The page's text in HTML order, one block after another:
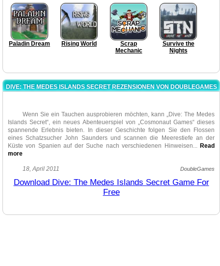
Paladin Dream Rising World
Scrap
Mechanic
Survive the
Nights
DIVE: THE MEDES ISLANDS SECRET REZENSIONEN VON DOUBLEGAMES
Wenn Sie ein Tauchen ausprobieren möchten, kann „Dive: The Medes
Islands Secret“, ein neues Abenteuerspiel von „Cosmonaut Games“ dieses
spannende Erlebnis bieten. In dieser Geschichte folgen Sie den Flossen
eines Schatzsucher John Saunders und scannen die Meerestiefe an der
Küste von Spanien auf der Suche nach verschiedenen Hinweisen.
..Read
more
Vor allem ist „Dive: The Medes Islands Secret” eine feine Abwechslung
logischen Puzzle-Spielen. Die Darstellung ist wunderschön, und sobald Sie
im Spiel voranschreiten, gibt es viel Interessantes zu sehen und zu
seine Tauchengeschwindigkeit dem realen Leben nähe. Es gibt eine gute
18, April 2011 DoubleGames
Download Dive: The Medes Islands Secret Game For
Free